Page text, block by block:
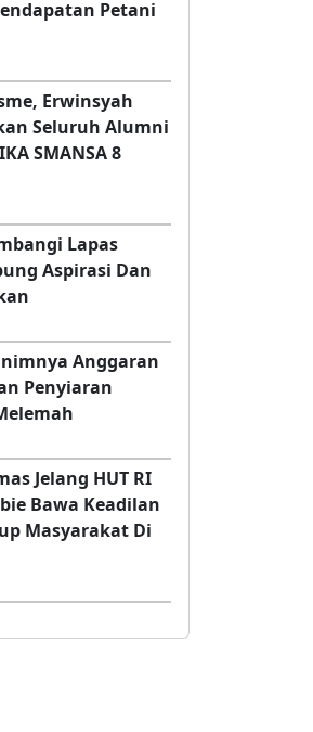
: Cetak
Alsintan
Petani
Erwinsyah
Seluruh Alumni
SMANSA 8
Lapas
Aspirasi Dan
Anggaran
Penyiaran
Jelang HUT RI
Bawa Keadilan
Masyarakat Di